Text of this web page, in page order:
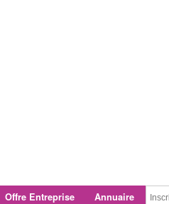
Offre Entreprise Annuaire